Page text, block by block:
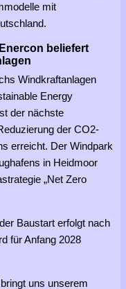
mit
beliefert
Windkraftanlagen
Energy
der nächste
der CO2-
erreicht. Der Windpark
in Heidmoor
„Net Zero
Baustart erfolgt nach
für Anfang 2028
uns unserem